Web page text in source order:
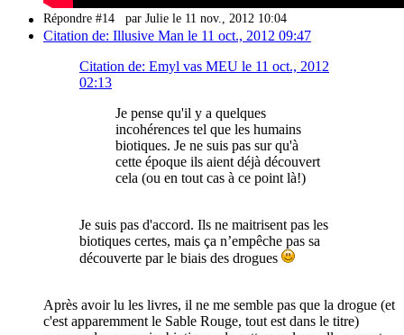
Répondre #14 par Julie le 11 nov., 2012 10:04
Citation de: Illusive Man le 11 oct., 2012 09:47
Citation de: Emyl vas MEU le 11 oct., 2012
02:13
Je pense qu'il y a quelques
incohérences tel que les humains
biotiques. Je ne suis pas sur qu'à
cette époque ils aient déjà découvert
cela (ou en tout cas à ce point là!)
Je suis pas d'accord. Ils ne maitrisent pas les
biotiques certes, mais ça n’empêche pas sa
découverte par le biais des drogues
Après avoir lu les livres, il ne me semble pas que la drogue (et
c'est apparemment le Sable Rouge, tout est dans le titre)